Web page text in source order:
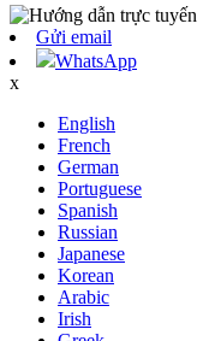
Gửi email
WhatsApp
x
English
French
German
Portuguese
Spanish
Russian
Japanese
Korean
Arabic
Irish